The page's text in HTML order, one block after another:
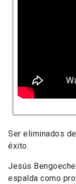
Ser eliminados
éxito.
Jesús
espalda como